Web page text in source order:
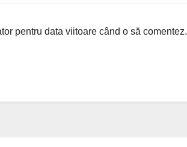
pentru data viitoare când o să comentez.